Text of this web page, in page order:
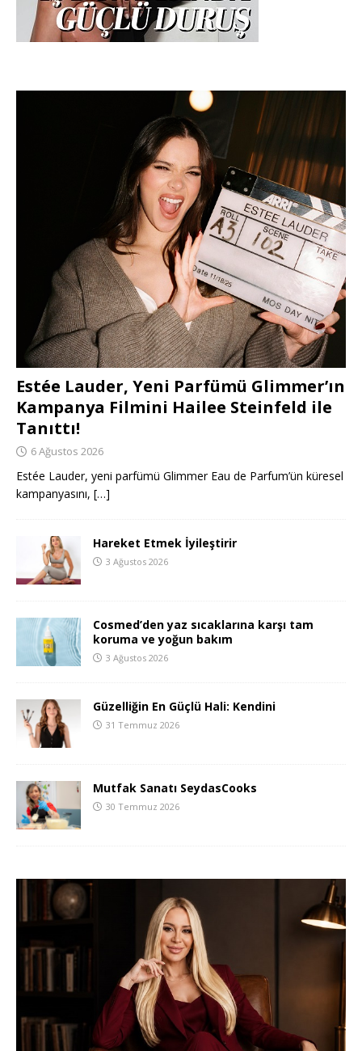
Estée Lauder, Yeni Parfümü Glimmer’ın
Kampanya Filmini Hailee Steinfeld ile
Tanıttı!
6 Ağustos 2026
Estée Lauder, yeni parfümü Glimmer Eau de Parfum’ün küresel
kampanyasını, […]
Hareket Etmek İyileştirir
3 Ağustos 2026
Cosmed’den yaz sıcaklarına karşı tam
koruma ve yoğun bakım
3 Ağustos 2026
Güzelliğin En Güçlü Hali: Kendini
31 Temmuz 2026
Mutfak Sanatı SeydasCooks
30 Temmuz 2026